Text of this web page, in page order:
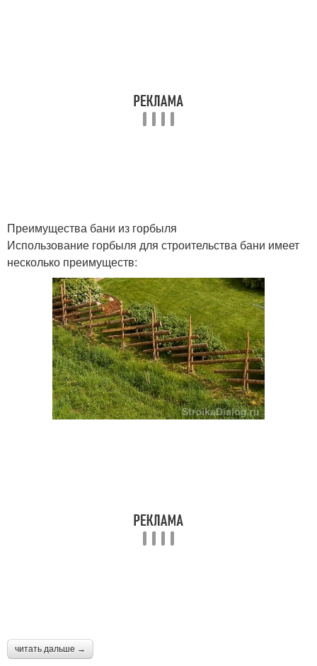
Преимущества бани из горбыля
Использование горбыля для строительства бани имеет
несколько преимуществ:
читать дальше →